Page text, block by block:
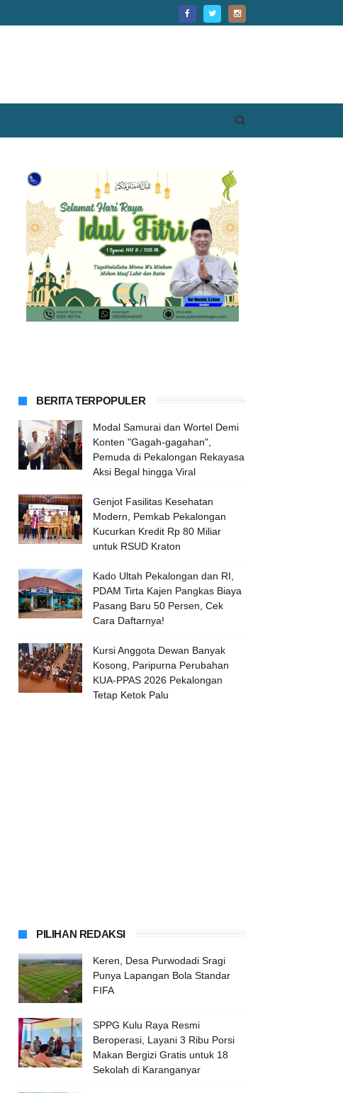
BERITA TERPOPULER
Modal Samurai dan Wortel Demi
Konten "Gagah-gagahan",
Pemuda di Pekalongan Rekayasa
Aksi Begal hingga Viral
Genjot Fasilitas Kesehatan
Modern, Pemkab Pekalongan
Kucurkan Kredit Rp 80 Miliar
untuk RSUD Kraton
Kado Ultah Pekalongan dan RI,
PDAM Tirta Kajen Pangkas Biaya
Pasang Baru 50 Persen, Cek
Cara Daftarnya!
Kursi Anggota Dewan Banyak
Kosong, Paripurna Perubahan
KUA-PPAS 2026 Pekalongan
Tetap Ketok Palu
PILIHAN REDAKSI
Keren, Desa Purwodadi Sragi
Punya Lapangan Bola Standar
FIFA
SPPG Kulu Raya Resmi
Beroperasi, Layani 3 Ribu Porsi
Makan Bergizi Gratis untuk 18
Sekolah di Karanganyar